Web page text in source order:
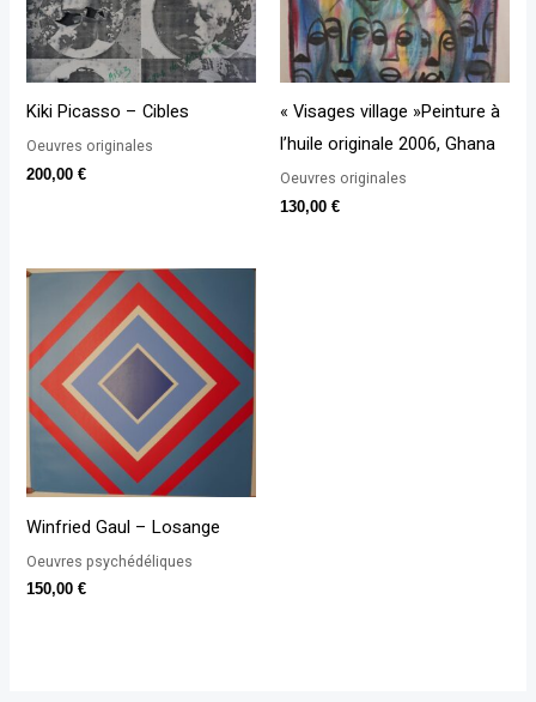
Kiki Picasso – Cibles
Oeuvres originales
200,00€
« Visages village »Peinture à
l’huile originale 2006, Ghana
Oeuvres originales
130,00 €
Winfried Gaul – Losange
Oeuvres psychédéliques
150,00€